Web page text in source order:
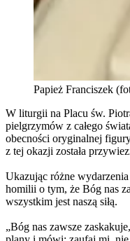
Papież Franciszek
W liturgii na Placu św.
pielgrzymów z całego
obecności oryginalnej
z tej okazji została
Ukazując różne
homilii o tym, że Bóg nas
wszystkim jest naszą siłą.
„Bóg nas zawsze